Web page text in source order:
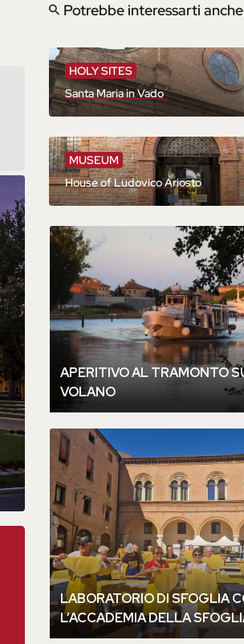
Potrebbe interessarti anche
HOLY SITES
Santa Maria in Vado
MUSEUM
House of Ludovico Ariosto